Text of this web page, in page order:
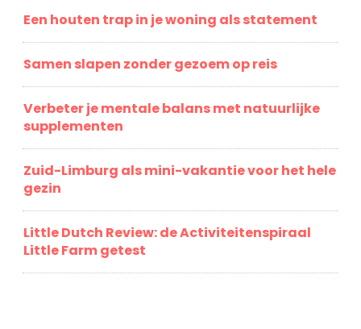
Een houten trap in je woning als statement
Samen slapen zonder gezoem op reis
Verbeter je mentale balans met natuurlijke
supplementen
Zuid-Limburg als mini-vakantie voor het hele
gezin
Little Dutch Review: de Activiteitenspiraal
Little Farm getest